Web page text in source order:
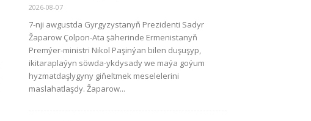
2026-08-07
7-nji awgustda Gyrgyzystanyň Prezidenti Sadyr
Žaparow Çolpon-Ata şäherinde Ermenistanyň
Premýer-ministri Nikol Paşinýan bilen duşuşyp,
ikitaraplaýyn söwda-ykdysady we maýa goýum
hyzmatdaşlygyny giňeltmek meselelerini
maslahatlaşdy. Žaparow...